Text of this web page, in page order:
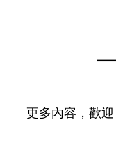
更多內容，歡迎